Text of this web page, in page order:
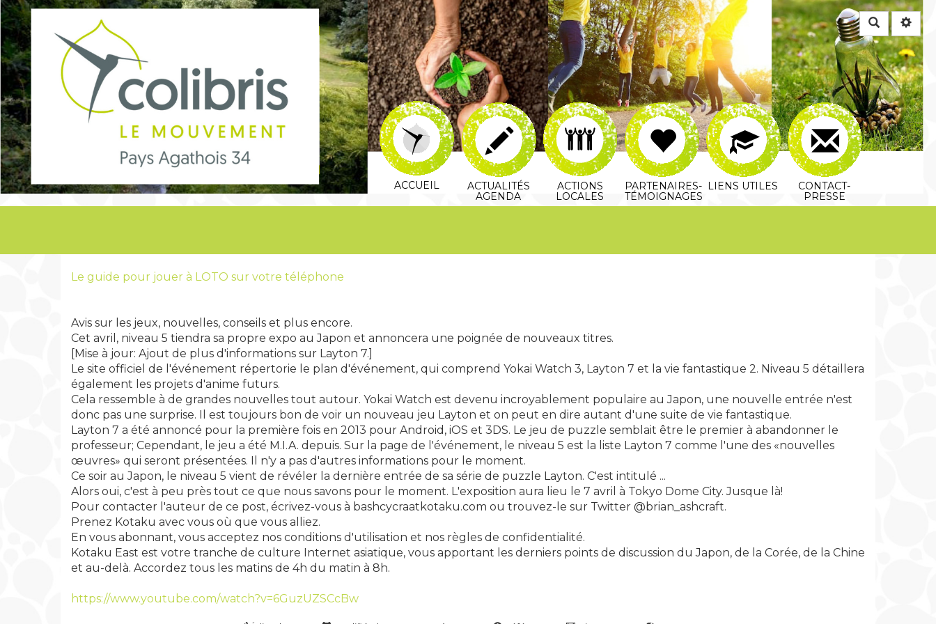
Rechercher
ACCUEIL
ACTUALITÉS
AGENDA
ACTIONS
LOCALES
PARTENAIRES-
TÉMOIGNAGES
LIENS UTILES
CONTACT-
PRESSE
Le guide pour jouer à LOTO sur votre téléphone
Avis sur les jeux, nouvelles, conseils et plus encore.
Cet avril, niveau 5 tiendra sa propre expo au Japon et annoncera une poignée de nouveaux titres.
[Mise à jour: Ajout de plus d'informations sur Layton 7.]
Le site officiel de l'événement répertorie le plan d'événement, qui comprend Yokai Watch 3, Layton 7 et la vie fantastique 2. Niveau 5 détaillera
également les projets d'anime futurs.
Cela ressemble à de grandes nouvelles tout autour. Yokai Watch est devenu incroyablement populaire au Japon, une nouvelle entrée n'est
donc pas une surprise. Il est toujours bon de voir un nouveau jeu Layton et on peut en dire autant d'une suite de vie fantastique.
Layton 7 a été annoncé pour la première fois en 2013 pour Android, iOS et 3DS. Le jeu de puzzle semblait être le premier à abandonner le
professeur; Cependant, le jeu a été M.I.A. depuis. Sur la page de l'événement, le niveau 5 est la liste Layton 7 comme l'une des «nouvelles
œuvres» qui seront présentées. Il n'y a pas d'autres informations pour le moment.
Ce soir au Japon, le niveau 5 vient de révéler la dernière entrée de sa série de puzzle Layton. C'est intitulé ...
Alors oui, c'est à peu près tout ce que nous savons pour le moment. L'exposition aura lieu le 7 avril à Tokyo Dome City. Jusque là!
Pour contacter l'auteur de ce post, écrivez-vous à bashcycraatkotaku.com ou trouvez-le sur Twitter @brian_ashcraft.
Prenez Kotaku avec vous où que vous alliez.
En vous abonnant, vous acceptez nos conditions d'utilisation et nos règles de confidentialité.
Kotaku East est votre tranche de culture Internet asiatique, vous apportant les derniers points de discussion du Japon, de la Corée, de la Chine
et au-delà. Accordez tous les matins de 4h du matin à 8h.
https://www.youtube.com/watch?v=6GuzUZSCcBw